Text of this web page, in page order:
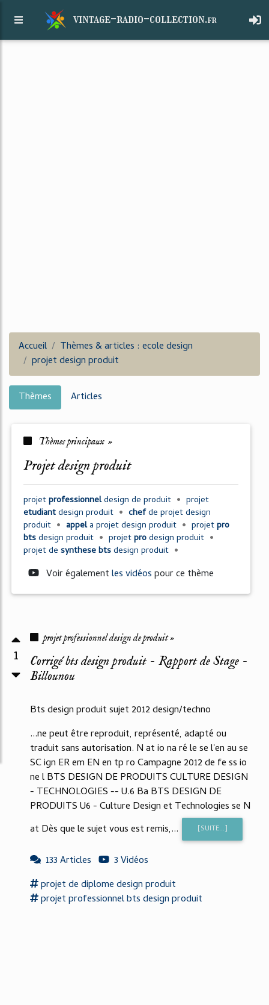
vintage-radio-collection.fr
Accueil
Thèmes & articles : ecole design
projet design produit
Thèmes Articles
Thèmes principaux »
projet design produit
projetprofessionneldesign de produit • projet
etudiantdesign produit • chefde projet design
produit • appela projet design produit • projetpro
btsdesign produit • projetprodesign produit •
projetde synthese btsdesign produit •
Voir égalementles vidéospour ce thème
1
projet professionnel design de produit »
Corrigé bts design produit - Rapport de Stage -
Billounou
Bts design produit sujet 2012 design/techno
...ne peut être reproduit, représenté, adapté ou
traduit sans autorisation. N at io na ré le se l'en au se
SC ign ER em EN en tp ro Campagne 2012 de fe ss io
ne l BTS DESIGN DE PRODUITS CULTURE DESIGN
- TECHNOLOGIES -- U.6 Ba BTS DESIGN DE
PRODUITS U6 - Culture Design et Technologies se N
at Dès que le sujet vous est remis,...
[SUITE...]
133 Articles
3 Vidéos
projetdediplomedesign produit
projetprofessionnel btsdesign produit